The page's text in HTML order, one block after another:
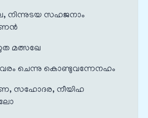
നിന്നുടയ സഹജനാം
മത്സഖേ
ചെന്നു കൊണ്ടുവന്നേനഹം
സഹോദര, നീയിഹ